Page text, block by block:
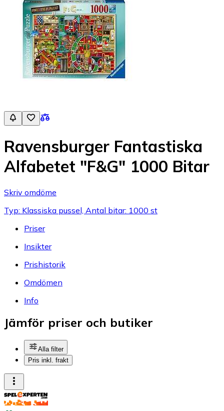
Ravensburger Fantastiska
Alfabetet "F&G" 1000 Bitar
Skriv omdöme
Typ: Klassiska pussel, Antal bitar: 1000 st
Priser
Insikter
Prishistorik
Omdömen
Info
Jämför priser och butiker
Alla filter
Pris inkl. frakt